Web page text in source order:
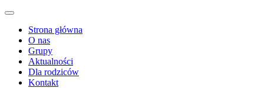
Strona główna
O nas
Grupy
Aktualności
Dla rodziców
Kontakt